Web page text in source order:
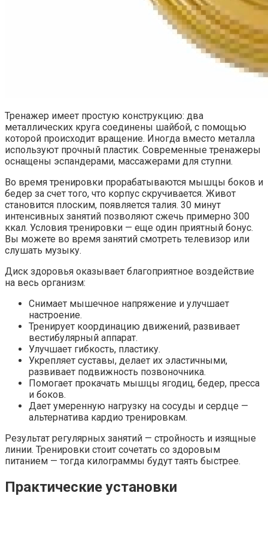
Тренажер имеет простую конструкцию: два
металлических круга соединены шайбой, с помощью
которой происходит вращение. Иногда вместо металла
используют прочный пластик. Современные тренажеры
оснащены эспандерами, массажерами для ступни.
Во время тренировки прорабатываются мышцы боков и
бедер за счет того, что корпус скручивается. Живот
становится плоским, появляется талия. 30 минут
интенсивных занятий позволяют сжечь примерно 300
ккал. Условия тренировки — еще один приятный бонус.
Вы можете во время занятий смотреть телевизор или
слушать музыку.
Диск здоровья оказывает благоприятное воздействие
на весь организм:
Снимает мышечное напряжение и улучшает
настроение.
Тренирует координацию движений, развивает
вестибулярный аппарат.
Улучшает гибкость, пластику.
Укрепляет суставы, делает их эластичными,
развивает подвижность позвоночника.
Помогает прокачать мышцы ягодиц, бедер, пресса
и боков.
Дает умеренную нагрузку на сосуды и сердце —
альтернатива кардио тренировкам.
Результат регулярных занятий — стройность и изящные
линии. Тренировки стоит сочетать со здоровым
питанием — тогда килограммы будут таять быстрее.
Практические установки